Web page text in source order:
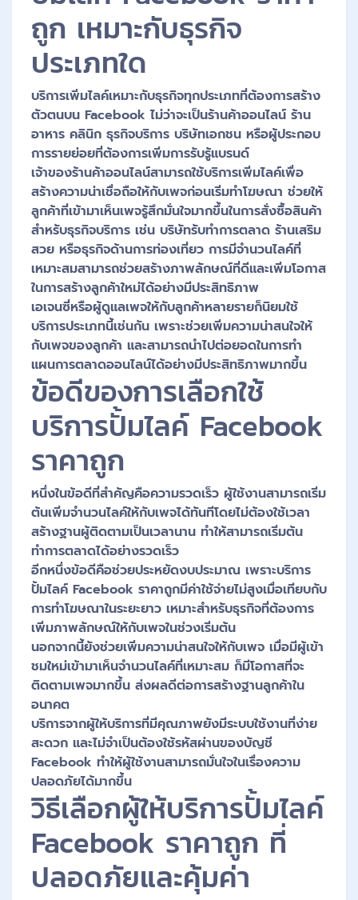
ถูก เหมาะกับธุรกิจ
ประเภทใด
บริการเพิ่มไลค์เหมาะกับธุรกิจทุกประเภทที่ต้องการสร้าง
ตัวตนบน Facebook ไม่ว่าจะเป็นร้านค้าออนไลน์ ร้าน
อาหาร คลินิก ธุรกิจบริการ บริษัทเอกชน หรือผู้ประกอบ
การรายย่อยที่ต้องการเพิ่มการรับรู้แบรนด์
เจ้าของร้านค้าออนไลน์สามารถใช้บริการเพิ่มไลค์เพื่อ
สร้างความน่าเชื่อถือให้กับเพจก่อนเริ่มทำโฆษณา ช่วยให้
ลูกค้าที่เข้ามาเห็นเพจรู้สึกมั่นใจมากขึ้นในการสั่งซื้อสินค้า
สำหรับธุรกิจบริการ เช่น บริษัทรับทำการตลาด ร้านเสริม
สวย หรือธุรกิจด้านการท่องเที่ยว การมีจำนวนไลค์ที่
เหมาะสมสามารถช่วยสร้างภาพลักษณ์ที่ดีและเพิ่มโอกาส
ในการสร้างลูกค้าใหม่ได้อย่างมีประสิทธิภาพ
เอเจนซี่หรือผู้ดูแลเพจให้กับลูกค้าหลายรายก็นิยมใช้
บริการประเภทนี้เช่นกัน เพราะช่วยเพิ่มความน่าสนใจให้
กับเพจของลูกค้า และสามารถนำไปต่อยอดในการทำ
แผนการตลาดออนไลน์ได้อย่างมีประสิทธิภาพมากขึ้น
ข้อดีของการเลือกใช้
บริการปั้มไลค์ Facebook
ราคาถูก
หนึ่งในข้อดีที่สำคัญคือความรวดเร็ว ผู้ใช้งานสามารถเริ่ม
ต้นเพิ่มจำนวนไลค์ให้กับเพจได้ทันทีโดยไม่ต้องใช้เวลา
สร้างฐานผู้ติดตามเป็นเวลานาน ทำให้สามารถเริ่มต้น
ทำการตลาดได้อย่างรวดเร็ว
อีกหนึ่งข้อดีคือช่วยประหยัดงบประมาณ เพราะบริการ
ปั้มไลค์ Facebook ราคาถูกมีค่าใช้จ่ายไม่สูงเมื่อเทียบกับ
การทำโฆษณาในระยะยาว เหมาะสำหรับธุรกิจที่ต้องการ
เพิ่มภาพลักษณ์ให้กับเพจในช่วงเริ่มต้น
นอกจากนี้ยังช่วยเพิ่มความน่าสนใจให้กับเพจ เมื่อมีผู้เข้า
ชมใหม่เข้ามาเห็นจำนวนไลค์ที่เหมาะสม ก็มีโอกาสที่จะ
ติดตามเพจมากขึ้น ส่งผลดีต่อการสร้างฐานลูกค้าใน
อนาคต
บริการจากผู้ให้บริการที่มีคุณภาพยังมีระบบใช้งานที่ง่าย
สะดวก และไม่จำเป็นต้องใช้รหัสผ่านของบัญชี
Facebook ทำให้ผู้ใช้งานสามารถมั่นใจในเรื่องความ
ปลอดภัยได้มากขึ้น
วิธีเลือกผู้ให้บริการปั้มไลค์
Facebook ราคาถูก ที่
ปลอดภัยและคุ้มค่า